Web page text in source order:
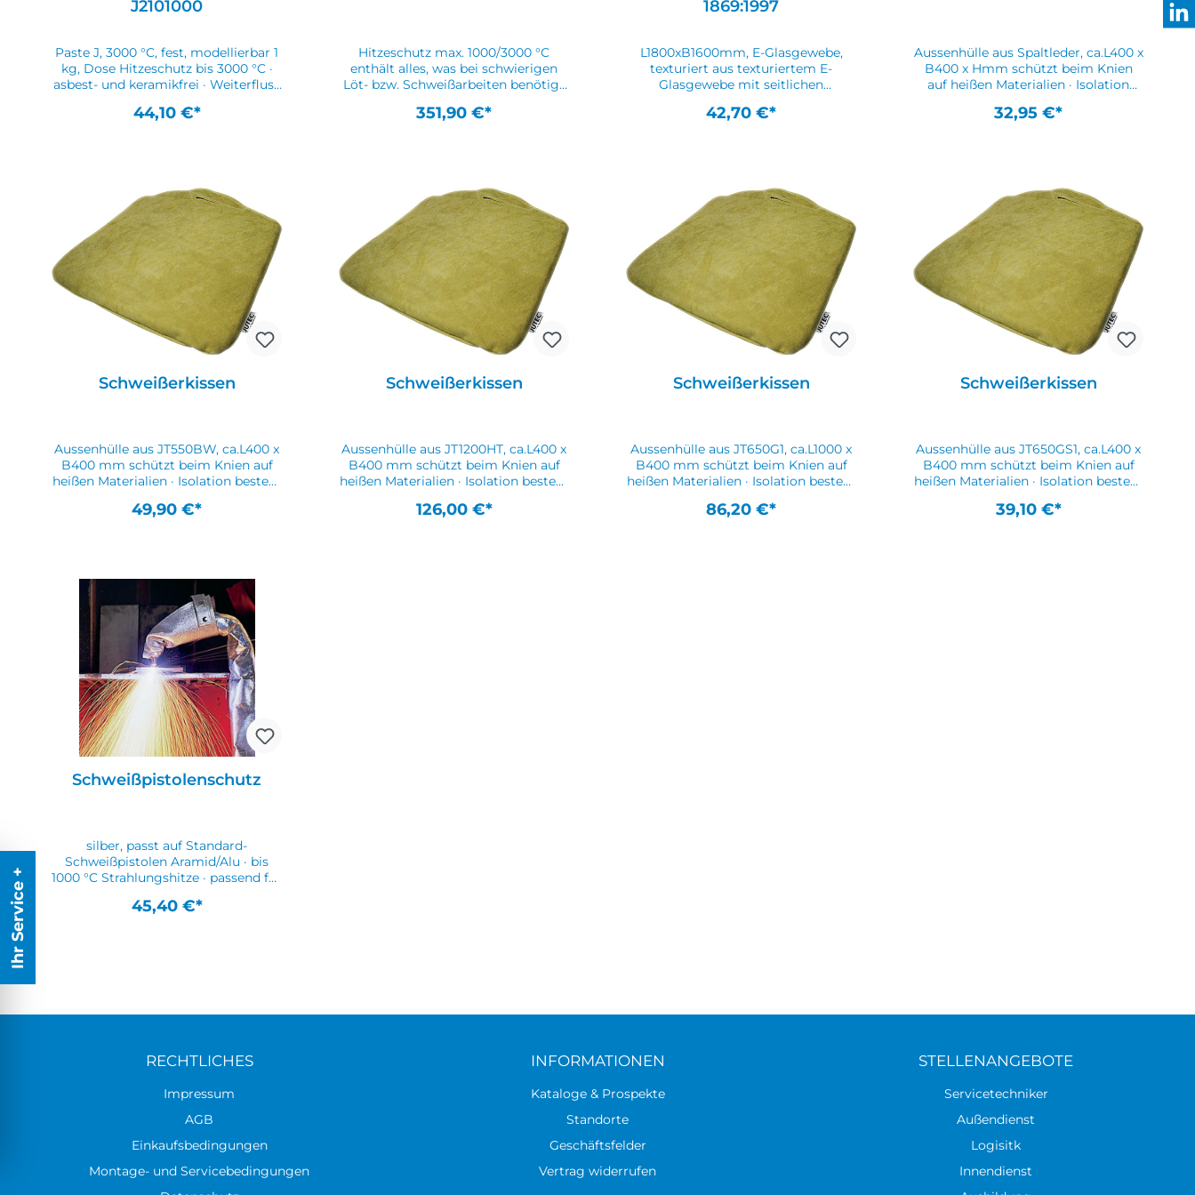
durch nachfeuchten, GS-zertifiziert
durch nachfeuchten, GS-zertifiziert
anwendbar
J2101000
Paste J, 3000 °C, fest, modellierbar 1
kg, Dose Hitzeschutz bis 3000 °C ·
asbest- und keramikfrei · Weiterfluss
unterbunden · keine kostspieligen
HydraulikschläuchePaste J wird mit
der Hand aufgetragen · klebt nicht
an den Fingern bzw. am Material ·
feste und modellierbare
MasseWeitere technische
Eigenschaften:· Inhalt: 1kg· Gebinde:
Dose· prüfpflichtig: ja
44,10 €*
Hitzeschutz max. 1000/3000 °C
enthält alles, was bei schwierigen
Löt- bzw. Schweißarbeiten benötigt
Hitzeeinwirkung sicher zu
übersichtlich und handlichInhalt:
Spritzerschutzdecke bis 1300 °C (0,9
x 2 m) · Trockenmatte bis 1000 °C ·
Feuchtmatte bis 3000 °C · Paste J
bis 3000 °C 1 kgWeitere technische
Eigenschaften:· Inhalt:
Spritzerschutzdecke, Trockenmatte,
Feuchtmatte, Flammschutzpaste·
Gewicht: 1kg
351,90 €*
1869:1997
L1800xB1600mm, E-Glasgewebe,
texturiert aus texturiertem E-
Glasgewebe mit seitlichen
verpackt in rotem Beutel ·
E-Glasgewebe, texturiert· Norm: DIN
EN 1869:1997
42,70 €*
Aussenhülle aus Spaltleder, ca.L400 x
B400 x Hmm schützt beim Knien
auf heißen Materialien · Isolation
Materialweitere Gewebekissen für
Untergrund
32,95 €*
Schweißerkissen
Aussenhülle aus JT550BW, ca.L400 x
B400 mm schützt beim Knien auf
heißen Materialien · Isolation besteht
Materialweitere Gewebekissen für
Hitzeschutz beim Knien auf heißem
Untergrund
49,90 €*
Schweißerkissen
Aussenhülle aus JT1200HT, ca.L400 x
B400 mm schützt beim Knien auf
heißen Materialien · Isolation besteht
Materialweitere Gewebekissen für
126,00 €*
Schweißerkissen
Aussenhülle aus JT650G1, ca.L1000 x
B400 mm schützt beim Knien auf
heißen Materialien · Isolation besteht
Materialweitere Gewebekissen für
86,20 €*
Schweißerkissen
Aussenhülle aus JT650GS1, ca.L400 x
B400 mm schützt beim Knien auf
heißen Materialien · Isolation besteht
Materialweitere Gewebekissen für
39,10 €*
Schweißpistolenschutz
silber, passt auf Standard-
Schweißpistolen Aramid/Alu · bis
1000 °C Strahlungshitze · passend für
hoher Strahlungshitze · der
Schweißpistolen
45,40 €*
RECHTLICHES
Impressum
AGB
Einkaufsbedingungen
Montage- und Servicebedingungen
INFORMATIONEN
Kataloge & Prospekte
Standorte
Geschäftsfelder
Vertrag widerrufen
STELLENANGEBOTE
Servicetechniker
Außendienst
Logisitk
Innendienst
Ihr Service +